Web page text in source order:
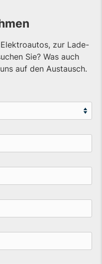
zur Lade-
Sie? Was auch
auf den Austausch.